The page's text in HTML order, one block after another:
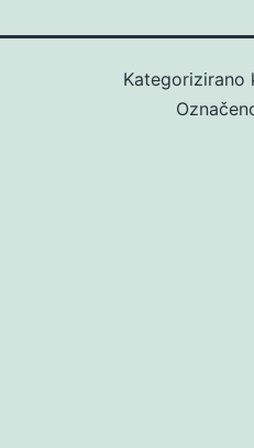
Kategorizirano